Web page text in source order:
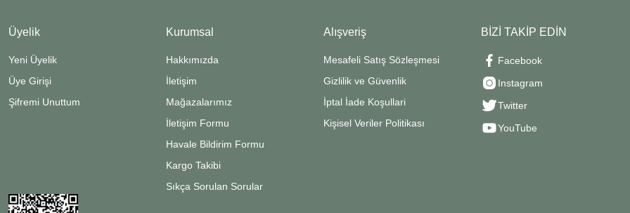
Üyelik
Yeni Üyelik
Üye Girişi
Şifremi Unuttum
Kurumsal
Hakkımızda
İletişim
Mağazalarımız
İletişim Formu
Havale Bildirim Formu
Kargo Takibi
Sıkça Sorulan Sorular
Alışveriş
Mesafeli Satış Sözleşmesi
Gizlilik ve Güvenlik
İptal İade Koşullari
Kişisel Veriler Politikası
BİZİ TAKİP EDİN
Facebook
Instagram
Twitter
YouTube